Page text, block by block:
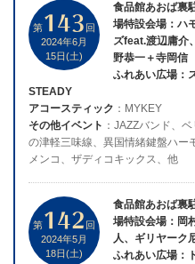
第143 回
2024年6月
15日(土)
食品館あおば裏
場特設会場：ハ
ズfeat.渡辺庸介
野恭一＋寺岡信
ふれあい広場：
STEADY
アコースティック ：MYKEY
その他イベント ：JAZZバンド、
の津軽三味線、異国情緒鍵盤ハー
メンコ、ザディコキックス、他
第142 回
2024年5月
18日(土)
食品館あおば裏
場特設会場：岡
人、ギリヤーク
ふれあい広場：